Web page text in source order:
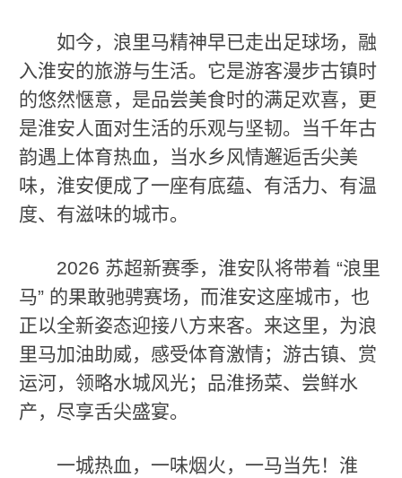
如今，浪里马精神早已走出足球场，融
入淮安的旅游与生活。它是游客漫步古镇时
的悠然惬意，是品尝美食时的满足欢喜，更
是淮安人面对生活的乐观与坚韧。当千年古
韵遇上体育热血，当水乡风情邂逅舌尖美
味，淮安便成了一座有底蕴、有活力、有温
度、有滋味的城市。
2026 苏超新赛季，淮安队将带着 “浪里
马” 的果敢驰骋赛场，而淮安这座城市，也
正以全新姿态迎接八方来客。来这里，为浪
里马加油助威，感受体育激情；游古镇、赏
运河，领略水城风光；品淮扬菜、尝鲜水
产，尽享舌尖盛宴。
一城热血，一味烟火，一马当先！淮